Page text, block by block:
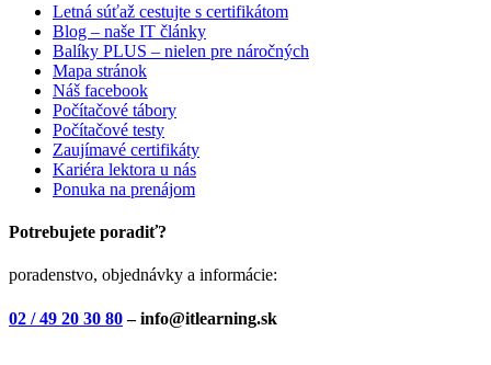
Letná súťaž cestujte s certifikátom
Blog – naše IT články
Balíky PLUS – nielen pre náročných
Mapa stránok
Náš facebook
Počítačové tábory
Počítačové testy
Zaujímavé certifikáty
Kariéra lektora u nás
Ponuka na prenájom
Potrebujete poradiť?
poradenstvo, objednávky a informácie:
02 / 49 20 30 80– info@itlearning.sk